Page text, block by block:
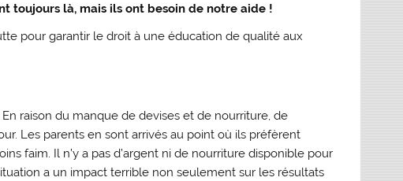
toujours là, mais ils ont besoin de notre aide !
pour garantir le droit à une éducation de qualité aux
raison du manque de devises et de nourriture, de
Les parents en sont arrivés au point où ils préfèrent
faim. Il n’y a pas d’argent ni de nourriture disponible pour
a un impact terrible non seulement sur les résultats